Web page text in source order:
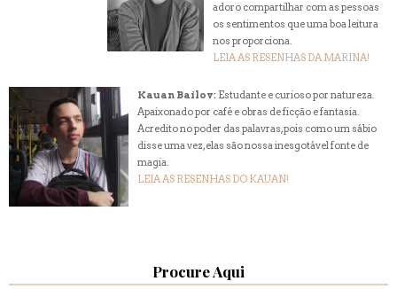
adoro compartilhar com as pessoas
os sentimentos que uma boa leitura
nos proporciona.
LEIA AS RESENHAS DA MARINA!
Kauan Bailov: Estudante e curioso por natureza.
Apaixonado por café e obras de ficção e fantasia.
Acredito no poder das palavras, pois como um sábio
disse uma vez, elas são nossa inesgotável fonte de
magia.
LEIA AS RESENHAS DO KAUAN!
Procure Aqui